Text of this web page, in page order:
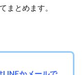
まとめます。